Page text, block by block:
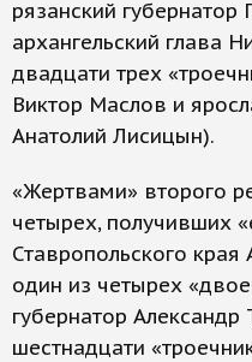
рязанский губернатор
архангельский глава
двадцати трех
Виктор Маслов и
Анатолий Лисицын).
«Жертвами» второго
четырех, получивших
Ставропольского
один из четырех
губернатор
шестнадцати